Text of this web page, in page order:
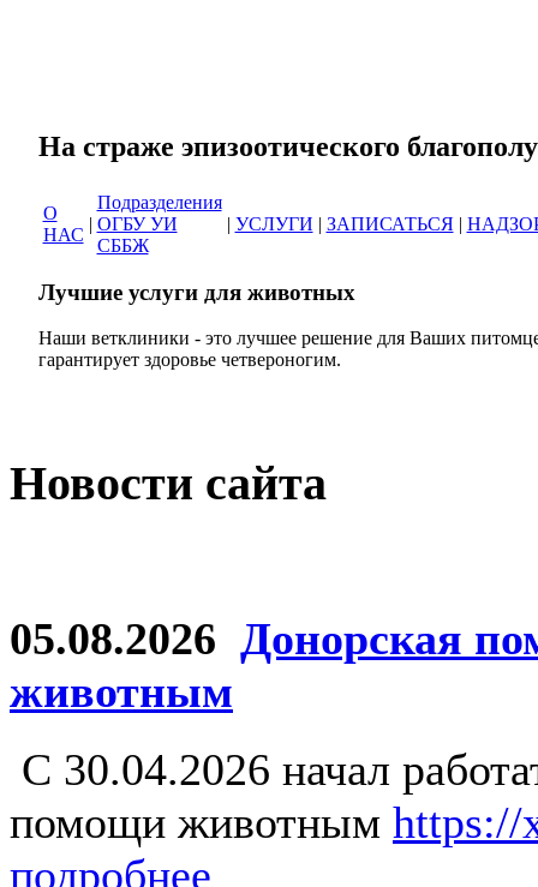
На страже
О
НАС
|
Подразделения
ОГБУ УИ
СББЖ
| УСЛУГИ | ЗАПИСАТЬСЯ |
Лучшие услуги для животных
Наши ветклиники - это лучшее решение для Ваших
гарантирует здоровье четвероногим.
Новости сайта
05.08.2026 Донорская
животным
С 30.04.2026 начал
помощи животным https://
подробнее